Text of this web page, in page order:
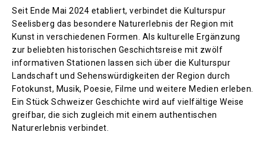
Seit Ende Mai 2024 etabliert, verbindet die Kulturspur
Seelisberg das besondere Naturerlebnis der Region mit
Kunst in verschiedenen Formen. Als kulturelle Ergänzung
zur beliebten historischen Geschichtsreise mit zwölf
informativen Stationen lassen sich über die Kulturspur
Landschaft und Sehenswürdigkeiten der Region durch
Fotokunst, Musik, Poesie, Filme und weitere Medien erleben.
Ein Stück Schweizer Geschichte wird auf vielfältige Weise
greifbar, die sich zugleich mit einem authentischen
Naturerlebnis verbindet.